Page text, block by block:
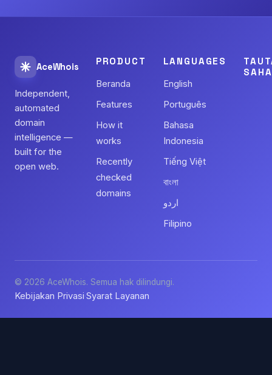
AceWhois
Independent,
automated
domain
intelligence —
built for the
open web.
PRODUCT
Beranda
Features
How it
works
Recently
checked
domains
LANGUAGES
English
Português
Bahasa
Indonesia
Tiếng Việt
বাংলা
اردو
Filipino
© 2026 AceWhois. Semua hak dilindungi.
Kebijakan Privasi·Syarat Layanan